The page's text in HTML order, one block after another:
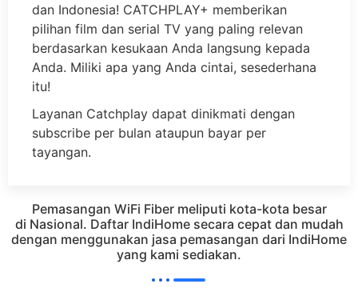
dan Indonesia! CATCHPLAY+ memberikan
pilihan film dan serial TV yang paling relevan
berdasarkan kesukaan Anda langsung kepada
Anda. Miliki apa yang Anda cintai, sesederhana
itu!
Layanan Catchplay dapat dinikmati dengan
subscribe per bulan ataupun bayar per
tayangan.
Pemasangan WiFi Fiber meliputi kota-kota besar
di Nasional. Daftar IndiHome secara cepat dan mudah
dengan menggunakan jasa pemasangan dari IndiHome
yang kami sediakan.